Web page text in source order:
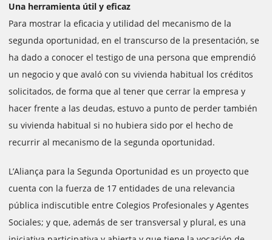
Una herramienta útil y eficaz
Para mostrar la eficacia y utilidad del mecanismo de la
segunda oportunidad, en el transcurso de la presentación, se
ha dado a conocer el testigo de una persona que emprendió
un negocio y que avaló con su vivienda habitual los créditos
solicitados, de forma que al tener que cerrar la empresa y
hacer frente a las deudas, estuvo a punto de perder también
su vivienda habitual si no hubiera sido por el hecho de
recurrir al mecanismo de la segunda oportunidad.
L’Aliança para la Segunda Oportunidad es un proyecto que
cuenta con la fuerza de 17 entidades de una relevancia
pública indiscutible entre Colegios Profesionales y Agentes
Sociales; y que, además de ser transversal y plural, es una